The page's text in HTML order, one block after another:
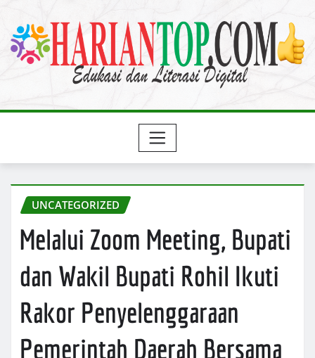
content
UNCATEGORIZED
Melalui Zoom Meeting, Bupati
dan Wakil Bupati Rohil Ikuti
Rakor Penyelenggaraan
Pemerintah Daerah Bersama